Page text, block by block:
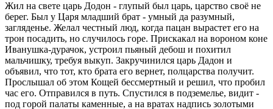
Жил на свете царь Додон - глупый был царь, царство своё не
берег. Был у Царя младший брат - умный да разумный,
загляденье. Желал честный люд, когда пацан вырастет его на
трон посадить, но случилось горе. Прискакал на вороном коне
Иванушка-дурачок, устроил пьяный дебош и похитил
мальчишку, требуя выкуп. Закручинился царь Дадон и
объявил, что тот, кто брата его вернет, полцарства получит.
Прослышал об этом Кощей бессмертный и решил, что пробил
час его. Отправился в путь. Спустился в подземелье, видит -
под горой палаты каменные, а на вратах надпись золотыми